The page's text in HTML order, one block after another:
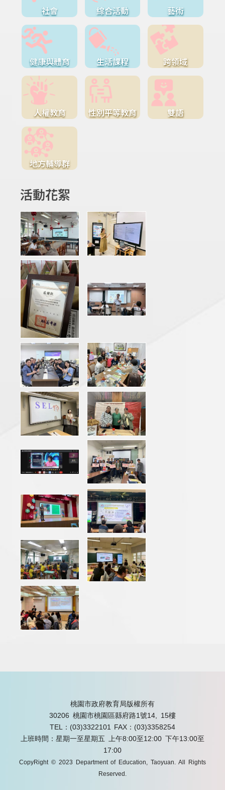
社會 綜合活動 藝術
健康與體育 生活課程 跨領域
人權教育 性別平等教育 雙語
地方輔導群
活動花絮
桃園市政府教育局版權所有
30206 桃園市桃園區縣府路1號14, 15樓
TEL：(03)3322101 FAX：(03)3358254
上班時間：星期一至星期五 上午8:00至12:00 下午13:00至
17:00
CopyRight © 2023 Department of Education, Taoyuan. All Rights
Reserved.